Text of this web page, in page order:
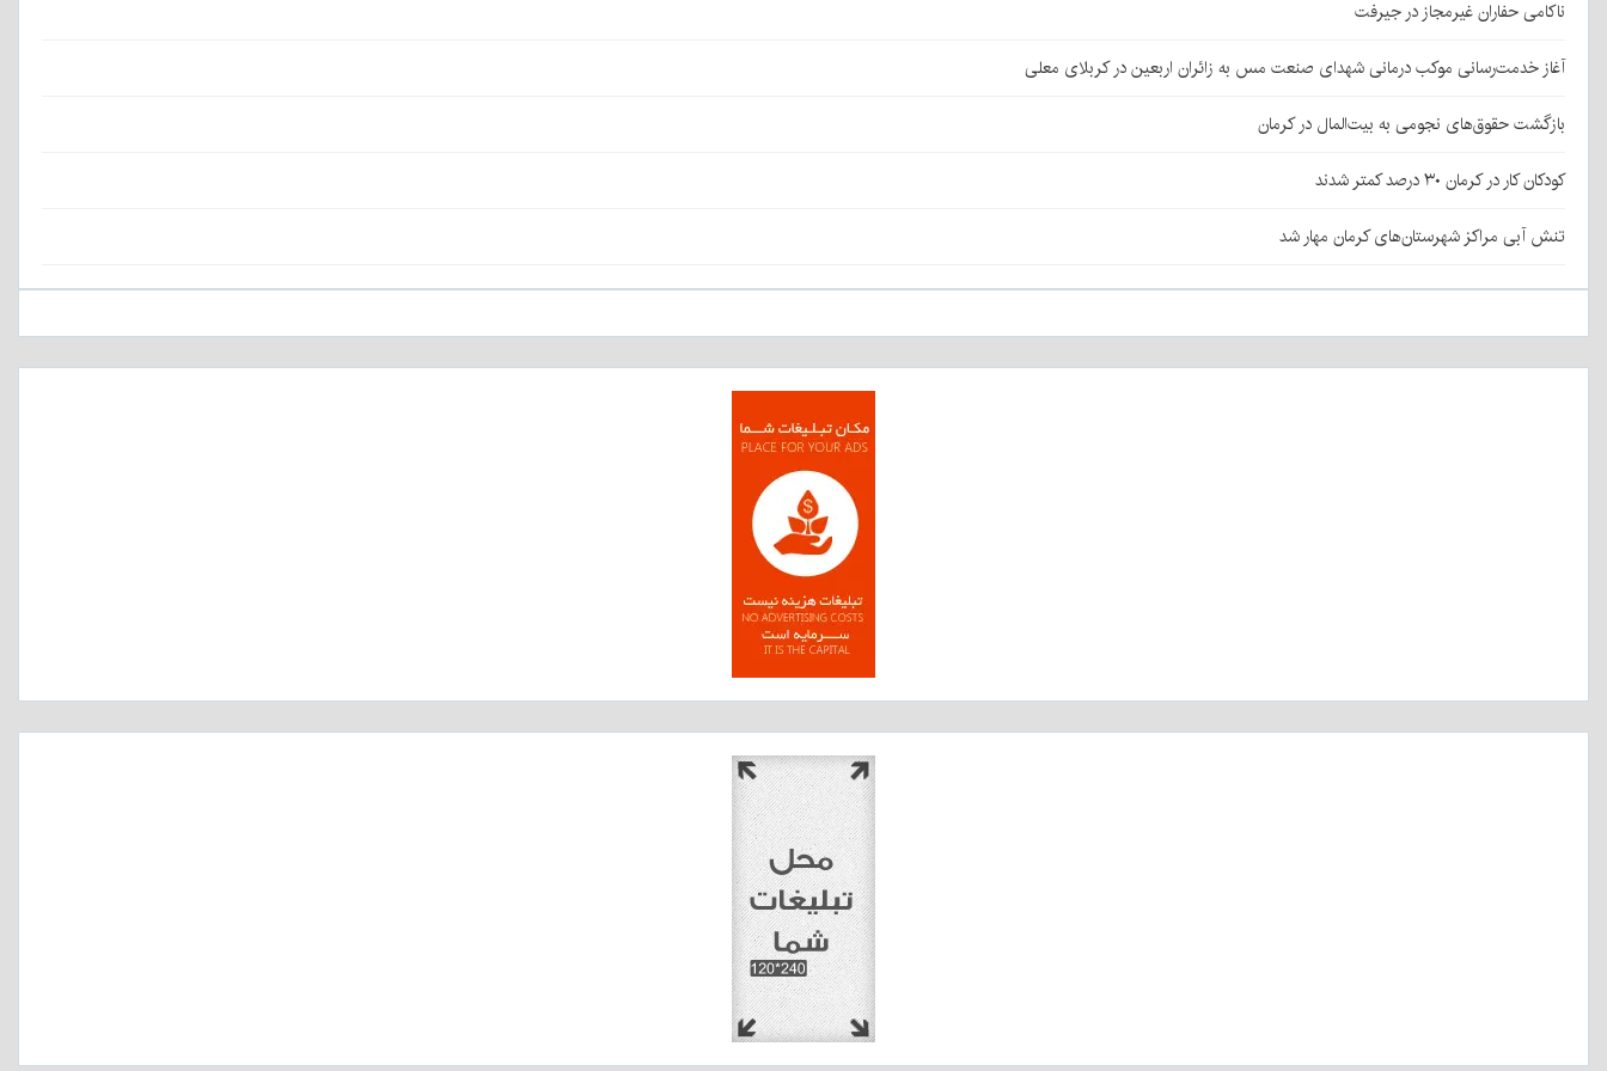
ناکامی حفاران غیرمجاز در جیرفت
آغاز خدمت‌رسانی موکب درمانی شهدای صنعت مس به زائران اربعین در کربلای معلی
بازگشت حقوق‌های نجومی به بیت‌المال در کرمان
کودکان کار در کرمان ۳۰ درصد کمتر شدند
تنش آبی مراکز شهرستان‌های کرمان مهار شد